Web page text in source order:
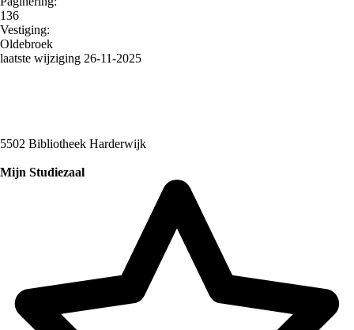
136
Vestiging:
Oldebroek
laatste wijziging 26-11-2025
5502 Bibliotheek Harderwijk
Mijn Studiezaal